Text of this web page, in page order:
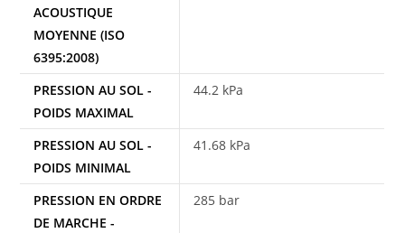
ACOUSTIQUE
MOYENNE (ISO
6395:2008)
PRESSION AU SOL -
POIDS MAXIMAL
44.2 kPa
PRESSION AU SOL -
POIDS MINIMAL
41.68 kPa
PRESSION EN ORDRE
DE MARCHE -
285 bar